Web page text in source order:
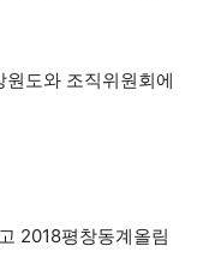
도와 조직위원회에
2018평창동계올림